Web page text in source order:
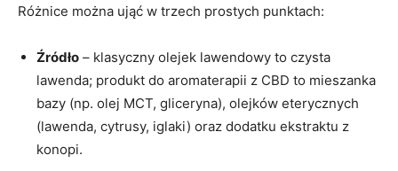
Różnice można ująć w trzech prostych punktach:
Źródło – klasyczny olejek lawendowy to czysta
lawenda; produkt do aromaterapii z CBD to mieszanka
bazy (np. olej MCT, gliceryna), olejków eterycznych
(lawenda, cytrusy, iglaki) oraz dodatku ekstraktu z
konopi.